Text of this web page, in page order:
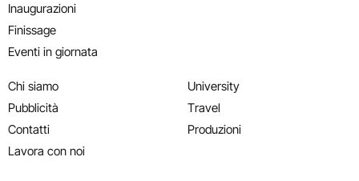
Inaugurazioni
Finissage
Eventi in giornata
Chi siamo
Pubblicità
Contatti
Lavora con noi
University
Travel
Produzioni